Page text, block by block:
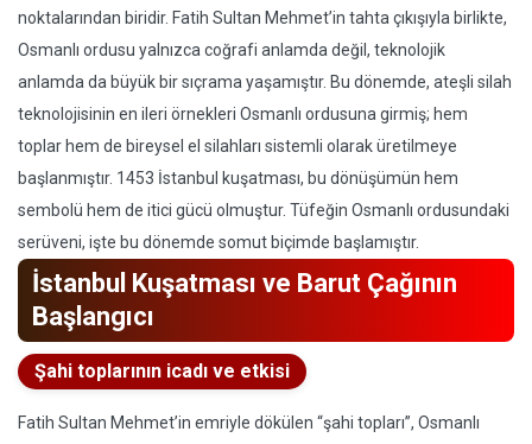
noktalarından biridir. Fatih Sultan Mehmet’in tahta çıkışıyla birlikte,
Osmanlı ordusu yalnızca coğrafi anlamda değil, teknolojik
anlamda da büyük bir sıçrama yaşamıştır. Bu dönemde, ateşli silah
teknolojisinin en ileri örnekleri Osmanlı ordusuna girmiş; hem
toplar hem de bireysel el silahları sistemli olarak üretilmeye
başlanmıştır. 1453 İstanbul kuşatması, bu dönüşümün hem
sembolü hem de itici gücü olmuştur. Tüfeğin Osmanlı ordusundaki
serüveni, işte bu dönemde somut biçimde başlamıştır.
İstanbul Kuşatması ve Barut Çağının
Başlangıcı
Şahi toplarının icadı ve etkisi
Fatih Sultan Mehmet’in emriyle dökülen “şahi topları”, Osmanlı